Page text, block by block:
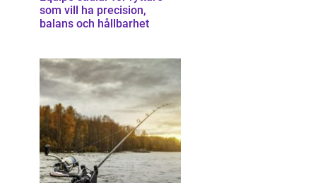
som vill ha precision,
balans och hållbarhet